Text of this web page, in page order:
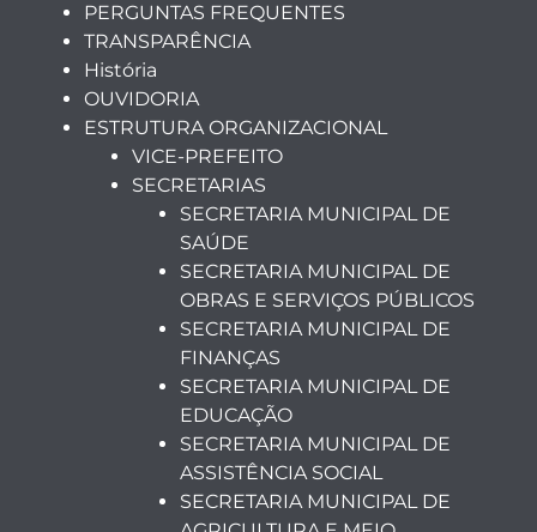
PERGUNTAS FREQUENTES
TRANSPARÊNCIA
História
OUVIDORIA
ESTRUTURA ORGANIZACIONAL
VICE-PREFEITO
SECRETARIAS
SECRETARIA MUNICIPAL DE
SAÚDE
SECRETARIA MUNICIPAL DE
OBRAS E SERVIÇOS PÚBLICOS
SECRETARIA MUNICIPAL DE
FINANÇAS
SECRETARIA MUNICIPAL DE
EDUCAÇÃO
SECRETARIA MUNICIPAL DE
ASSISTÊNCIA SOCIAL
SECRETARIA MUNICIPAL DE